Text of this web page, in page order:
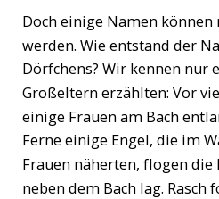
Doch einige Namen
werden. Wie entstand der
Dörfchens? Wir kennen nur
Großeltern erzählten: Vor
einige Frauen am Bach
Ferne einige Engel, die im
Frauen näherten, flogen die
neben dem Bach lag. Rasch